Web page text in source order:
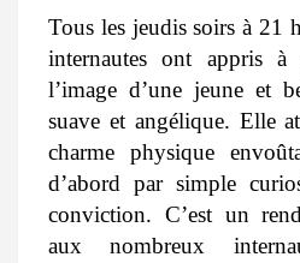
Tous les jeudis soirs à 21
internautes ont appris à
l’image d’une jeune et
suave et angélique. Elle
charme physique
d’abord par simple
conviction. C’est un
aux nombreux